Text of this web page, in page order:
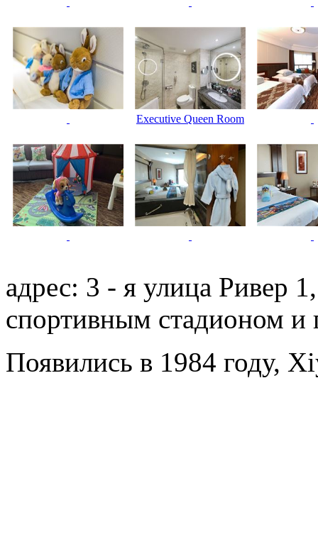
Executive Queen Room
адрес: 3 - я улица Ривер
спортивным стадионом и
Появились в 1984 году,